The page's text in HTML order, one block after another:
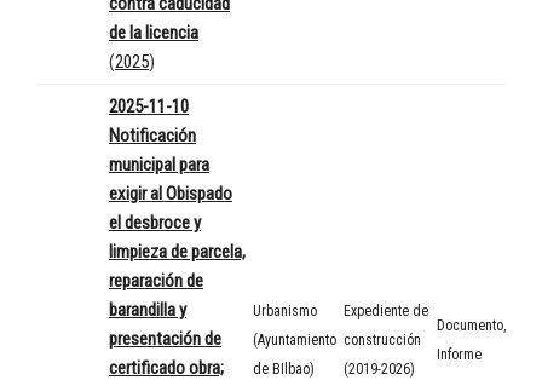
de la licencia
(2025)
2025-11-10
Notificación
municipal para
exigir al Obispado
el desbroce y
limpieza de parcela,
reparación de
barandilla y
presentación de
certificado obra;
Urbanismo
(Ayuntamiento
de BIlbao)
Expediente de
construcción
(2019-2026)
Documento
Informe